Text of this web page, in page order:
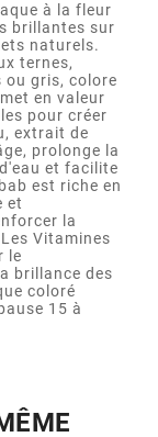
à la fleur
brillantes sur
naturels.
ternes,
ou gris, colore
en valeur
pour créer
extrait de
prolonge la
et facilite
est riche en
et
la
Vitamines
le
brillance des
coloré
15 à